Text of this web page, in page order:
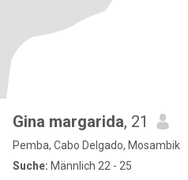
Gina margarida, 21
Pemba, Cabo Delgado, Mosambik
Suche: Männlich 22 - 25